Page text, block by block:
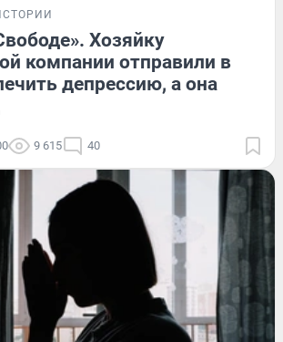
Хозяйку
компании отправили в
депрессию, а она
9 615 40